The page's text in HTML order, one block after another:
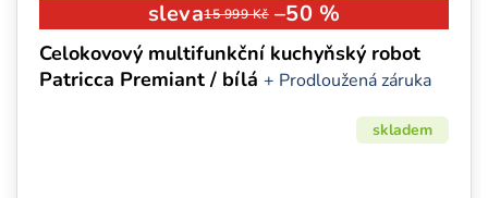
A
R
M
A
15 999 Kč –50 %
Celokovový multifunkční kuchyňský robot
Patricca Premiant / bílá + Prodloužená záruka
skladem